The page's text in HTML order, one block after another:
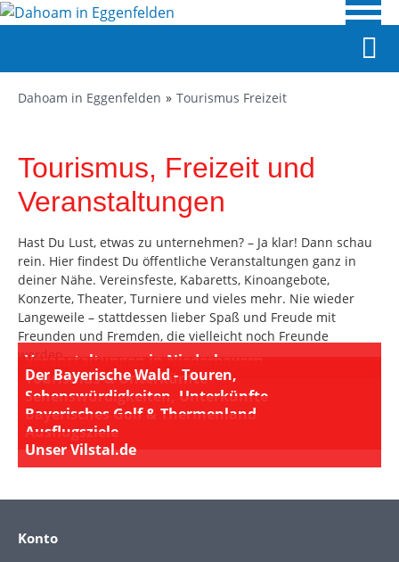
Dahoam in Eggenfelden Tourismus Freizeit
Tourismus, Freizeit und
Veranstaltungen
Hast Du Lust, etwas zu unternehmen? – Ja klar! Dann schau
rein. Hier findest Du öffentliche Veranstaltungen ganz in
deiner Nähe. Vereinsfeste, Kabaretts, Kinoangebote,
Konzerte, Theater, Turniere und vieles mehr. Nie wieder
Langeweile – stattdessen lieber Spaß und Freude mit
Freunden und Fremden, die vielleicht noch Freunde
werden.
Veranstaltungen in Niederbayern
Tourismus & Unterkünfte
Der Bayerische Wald - Touren,
Sehenswürdigkeiten, Unterkünfte
Bayerisches Golf & Thermenland
Ausflugsziele
Unser Vilstal.de
Konto